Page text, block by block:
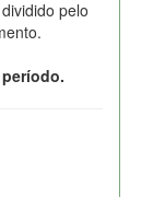
pelo